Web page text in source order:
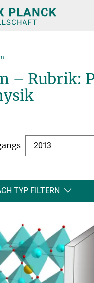
– Rubrik:
2013
TYP FILTERN